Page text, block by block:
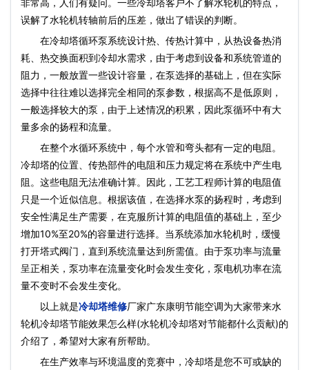
非常高，人们有疑问。一些冷却塔客户不了解水轮机的特点，
误解了水轮机转轴前后的压差，做出了错误的判断。
在冷却塔循环泵系统设计热、传热计算中，从热设备热消
耗、热交换面积到冷却水需求，由于考虑到设备和系统管道的
阻力，一般放置一些设计容量，在泵选择的基础上，但在实际
选择中往往难以选择完全相同的泵参数，根据高不是低原则，
一般选择较大的泵，由于上述情况的积累，因此泵循环中有大
量多余的扬程和流量。
在整个水循环系统中，每个水管和弯头都有一定的电阻。
冷却塔的位置、传热部件的电阻和压力规定将在系统中产生电
阻。这些电阻无法准确计算。因此，工艺工程师计算的电阻值
只是一个近似信息。根据该值，在选择水泵的扬程时，考虑到
安全性满足生产需要，在克服所计算的电阻值的基础上，至少
增加10%至20%的容量进行选择。当系统添加水轮机时，缓慢
打开塔式阀门，直到系统流量达到所需值。由于泵功率与流量
呈正相关，泵功率在流量变化时会发生变化，泵电机功率在流
量不变时不会发生变化。
以上就是冷却塔维修厂家广东康明节能空调为大家带来水
轮机冷却塔节能效果怎么样(水轮机冷却塔对节能都什么贡献)的
介绍了，希望对大家有所帮助。
在生产效率与环境温度的竞赛中，冷却塔是您不可或缺的